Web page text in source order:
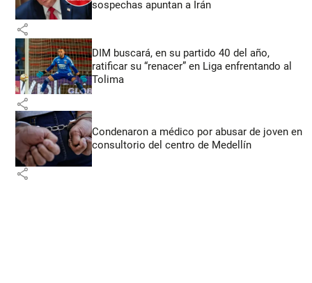
sospechas apuntan a Irán
share
DIM buscará, en su partido 40 del año,
ratificar su “renacer” en Liga enfrentando al
Tolima
share
Condenaron a médico por abusar de joven en
consultorio del centro de Medellín
share